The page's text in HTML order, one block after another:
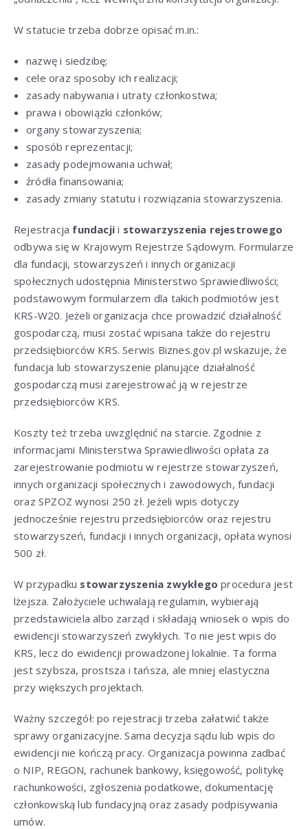
W statucie trzeba dobrze opisać m.in.:
nazwę i siedzibę;
cele oraz sposoby ich realizacji;
zasady nabywania i utraty członkostwa;
prawa i obowiązki członków;
organy stowarzyszenia;
sposób reprezentacji;
zasady podejmowania uchwał;
źródła finansowania;
zasady zmiany statutu i rozwiązania stowarzyszenia.
Rejestracja fundacji i stowarzyszenia rejestrowego
odbywa się w Krajowym Rejestrze Sądowym. Formularze
dla fundacji, stowarzyszeń i innych organizacji
społecznych udostępnia Ministerstwo Sprawiedliwości;
podstawowym formularzem dla takich podmiotów jest
KRS-W20. Jeżeli organizacja chce prowadzić działalność
gospodarczą, musi zostać wpisana także do rejestru
przedsiębiorców KRS. Serwis Biznes.gov.pl wskazuje, że
fundacja lub stowarzyszenie planujące działalność
gospodarczą musi zarejestrować ją w rejestrze
przedsiębiorców KRS.
Koszty też trzeba uwzględnić na starcie. Zgodnie z
informacjami Ministerstwa Sprawiedliwości opłata za
zarejestrowanie podmiotu w rejestrze stowarzyszeń,
innych organizacji społecznych i zawodowych, fundacji
oraz SPZOZ wynosi 250 zł. Jeżeli wpis dotyczy
jednocześnie rejestru przedsiębiorców oraz rejestru
stowarzyszeń, fundacji i innych organizacji, opłata wynosi
500 zł.
W przypadku stowarzyszenia zwykłego procedura jest
lżejsza. Założyciele uchwalają regulamin, wybierają
przedstawiciela albo zarząd i składają wniosek o wpis do
ewidencji stowarzyszeń zwykłych. To nie jest wpis do
KRS, lecz do ewidencji prowadzonej lokalnie. Ta forma
jest szybsza, prostsza i tańsza, ale mniej elastyczna
przy większych projektach.
Ważny szczegół: po rejestracji trzeba załatwić także
sprawy organizacyjne. Sama decyzja sądu lub wpis do
ewidencji nie kończą pracy. Organizacja powinna zadbać
o NIP, REGON, rachunek bankowy, księgowość, politykę
rachunkowości, zgłoszenia podatkowe, dokumentację
członkowską lub fundacyjną oraz zasady podpisywania
umów.